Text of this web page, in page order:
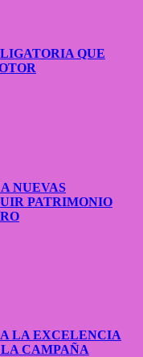
QUE
NUEVAS
PATRIMONIO
LA EXCELENCIA
CAMPAÑA